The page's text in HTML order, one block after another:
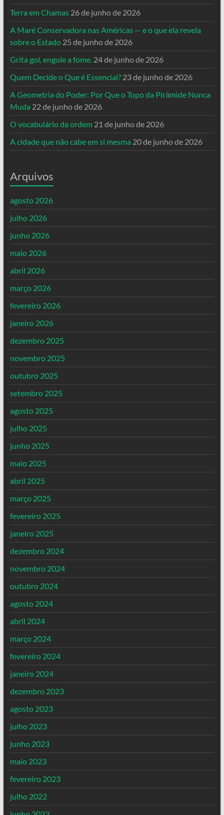
Terra em Chamas 26 de junho de 2026
A Maré Conservadora nas Américas — e o que ela revela
sobre o Estado 25 de junho de 2026
Grita gol, engole a fome. 24 de junho de 2026
Quem Decide o Que é Essencial? 23 de junho de 2026
A Geometria do Poder: Por Que o Topo da Pirâmide Nunca
Muda 22 de junho de 2026
O vocabulário da ordem 21 de junho de 2026
A cidade que não cabe em si mesma 20 de junho de 2026
Arquivos
agosto 2026
julho 2026
junho 2026
maio 2026
abril 2026
março 2026
fevereiro 2026
janeiro 2026
dezembro 2025
novembro 2025
outubro 2025
setembro 2025
agosto 2025
julho 2025
junho 2025
maio 2025
abril 2025
março 2025
fevereiro 2025
janeiro 2025
dezembro 2024
novembro 2024
outubro 2024
agosto 2024
abril 2024
março 2024
fevereiro 2024
janeiro 2024
dezembro 2023
agosto 2023
julho 2023
junho 2023
maio 2023
fevereiro 2023
julho 2022